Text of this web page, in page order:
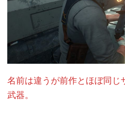
名前は違うが前作とほぼ同じ
武器。